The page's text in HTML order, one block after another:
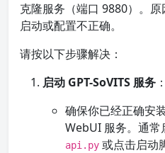
克隆服务（端口 9880）。
启动或配置不正确。
请按以下步骤解决：
启动 GPT-SoVITS 服务 ：
确保你已经正确安
WebUI 服务。通常
api.py 或点击启动